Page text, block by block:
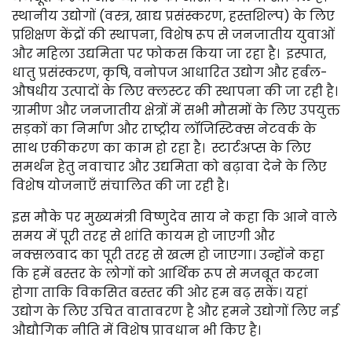
स्थानीय उद्योगों (वस्त्र, खाद्य प्रसंस्करण, हस्तशिल्प) के लिए
प्रशिक्षण केंद्रों की स्थापना, विशेष रूप से जनजातीय युवाओं
और महिला उद्यमिता पर फोकस किया जा रहा है। इस्पात,
धातु प्रसंस्करण, कृषि, वनोपज आधारित उद्योग और हर्बल-
औषधीय उत्पादों के लिए क्लस्टर की स्थापना की जा रही है।
ग्रामीण और जनजातीय क्षेत्रों में सभी मौसमों के लिए उपयुक्त
सड़कों का निर्माण और राष्ट्रीय लॉजिस्टिक्स नेटवर्क के
साथ एकीकरण का काम हो रहा है। स्टार्टअप्स के लिए
समर्थन हेतु नवाचार और उद्यमिता को बढ़ावा देने के लिए
विशेष योजनाएँ संचालित की जा रही है।
इस मौके पर मुख्यमंत्री विष्णुदेव साय ने कहा कि आने वाले
समय में पूरी तरह से शांति कायम हो जाएगी और
नक्सलवाद का पूरी तरह से खत्म हो जाएगा। उन्होंने कहा
कि हमें बस्तर के लोगों को आर्थिक रूप से मजबूत करना
होगा ताकि विकसित बस्तर की ओर हम बढ़ सकें। यहां
उद्योग के लिए उचित वातावरण है और हमने उद्योगों लिए नई
औद्यौगिक नीति में विशेष प्रावधान भी किए है।